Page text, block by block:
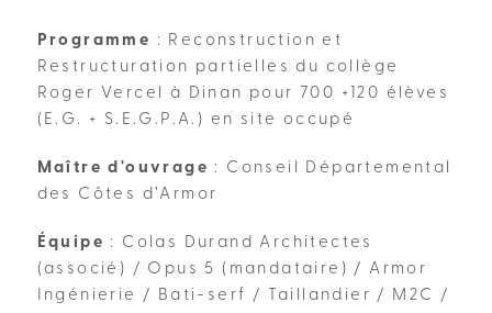
Programme : Reconstruction et
Restructuration partielles du collège
Roger Vercel à Dinan pour 700 +120 élèves
(E.G. + S.E.G.P.A.) en site occupé
Maître d'ouvrage : Conseil Départemental
des Côtes d’Armor
Équipe : Colas Durand Architectes
(associé) / Opus 5 (mandataire) / Armor
Ingénierie / Bati-serf / Taillandier / M2C /